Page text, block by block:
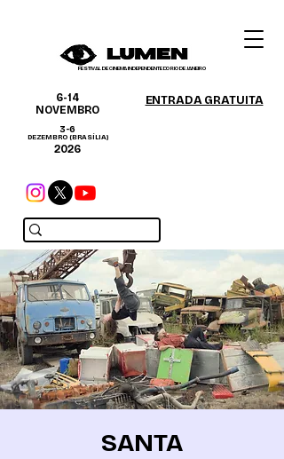
FESTIVAL DE CINEMA INDEPENDENTE DO RIO DE JANEIRO
6-14
NOVEMBRO
3-6
DEZEMBRO (BRASÍLIA)
2026
ENTRADA GRATUITA
SANTA